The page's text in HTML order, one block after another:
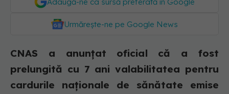
Adaugă-ne ca sursă preferată în Google
Urmărește-ne pe Google News
CNAS a anunțat oficial că a fost
prelungită cu 7 ani valabilitatea pentru
cardurile naționale de sănătate emise